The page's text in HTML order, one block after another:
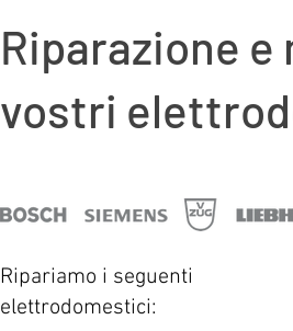
Riparazione
vostri
Ripariamo i seguenti
elettrodomestici: